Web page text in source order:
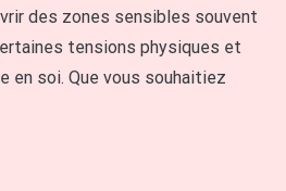
des zones sensibles souvent
tensions physiques et
en soi. Que vous souhaitiez